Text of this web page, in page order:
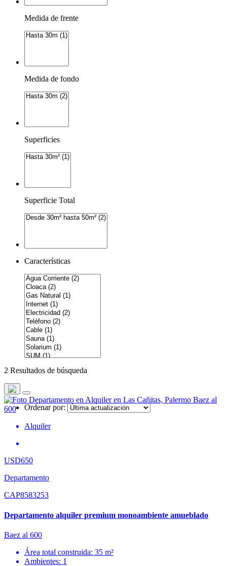
Medida de frente
Medida de fondo
Superficies
Superficie Total
Características
2 Resultados de búsqueda
Ordenar por:
Alquiler
USD650
Departamento
CAP8583253
Departamento alquiler premium monoambiente amueblado
Baez al 600
Área total construida: 35 m²
Ambientes: 1